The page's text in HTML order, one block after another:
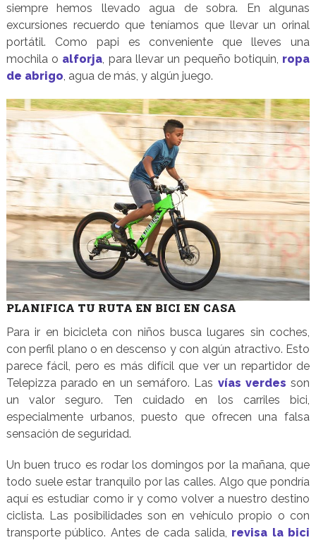
siempre hemos llevado agua de sobra. En algunas
excursiones recuerdo que teníamos que llevar un orinal
portátil. Como papi es conveniente que lleves una
mochila o alforja , para llevar un pequeño botiquin, ropa
de abrigo , agua de más, y algún juego.
PLANIFICA TU RUTA EN BICI EN CASA
Para ir en bicicleta con niños busca lugares sin coches,
con perfil plano o en descenso y con algún atractivo. Esto
parece fácil, pero es más difícil que ver un repartidor de
Telepizza parado en un semáforo. Las vías verdes son
un valor seguro. Ten cuidado en los carriles bici,
especialmente urbanos, puesto que ofrecen una falsa
sensación de seguridad.
Un buen truco es rodar los domingos por la mañana, que
todo suele estar tranquilo por las calles. Algo que pondría
aquí es estudiar como ir y como volver a nuestro destino
ciclista. Las posibilidades son en vehículo propio o con
transporte público. Antes de cada salida, revisa la bici